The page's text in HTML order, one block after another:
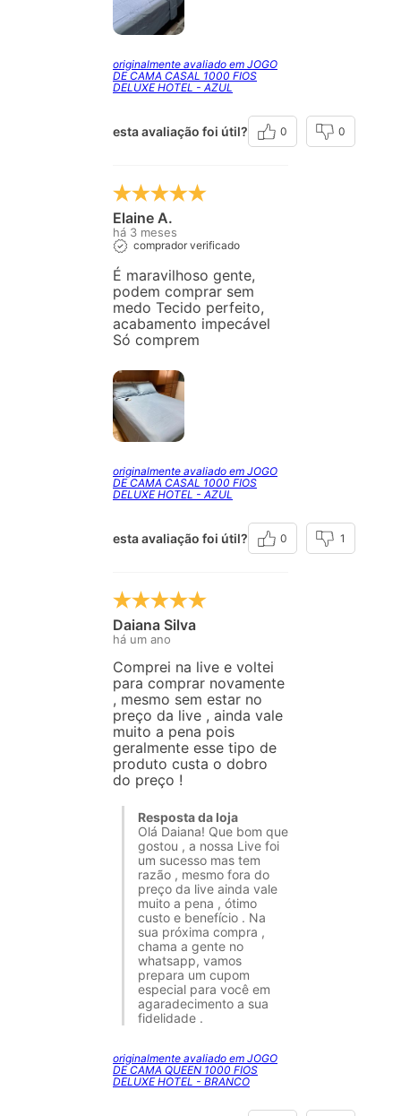
originalmente avaliado em JOGO
DE CAMA CASAL 1000 FIOS
DELUXE HOTEL - AZUL
esta avaliação foi útil? 0 0
Elaine A.
há 3 meses
comprador verificado
É maravilhoso gente,
podem comprar sem
medo Tecido perfeito,
acabamento impecável
Só comprem
originalmente avaliado em JOGO
DE CAMA CASAL 1000 FIOS
DELUXE HOTEL - AZUL
esta avaliação foi útil? 0 1
Daiana Silva
há um ano
Comprei na live e voltei
para comprar novamente
, mesmo sem estar no
preço da live , ainda vale
muito a pena pois
geralmente esse tipo de
produto custa o dobro
do preço !
Resposta da loja
Olá Daiana! Que bom que
gostou , a nossa Live foi
um sucesso mas tem
razão , mesmo fora do
preço da live ainda vale
muito a pena , ótimo
custo e benefício . Na
sua próxima compra ,
chama a gente no
whatsapp, vamos
prepara um cupom
especial para você em
agaradecimento a sua
fidelidade .
originalmente avaliado em JOGO
DE CAMA QUEEN 1000 FIOS
DELUXE HOTEL - BRANCO